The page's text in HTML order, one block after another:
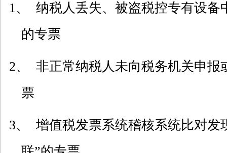
1、 纳税人丢失、被盗税控专有设备
的专票
2、 非正常纳税人未向税务机关申报
票
3、 增值税发票系统稽核系统比对发